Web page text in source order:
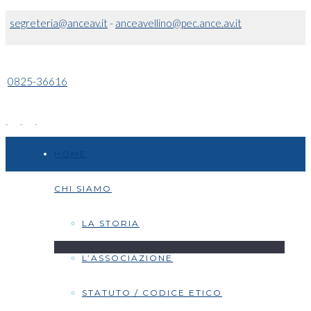
segreteria@anceav.it- anceavellino@pec.ance.av.it
0825-36616
CHI SIAMO
LA STORIA
L’ASSOCIAZIONE
STATUTO / CODICE ETICO